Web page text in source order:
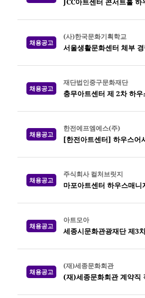
채용공고
(사)한국문화기획학교
서울생활문화센터 체부
채용공고
재단법인중구문화재단
충무아트센터 제 2차 하
채용공고
한전에프엠에스(주)
[한전아트센터] 하우스어
채용공고
주식회사 컬처브릿지
마포아트센터 하우스매
채용공고
아트모아
세종시문화관광재단 제3
채용공고
(재)세종문화회관
(재)세종문화회관 계약직